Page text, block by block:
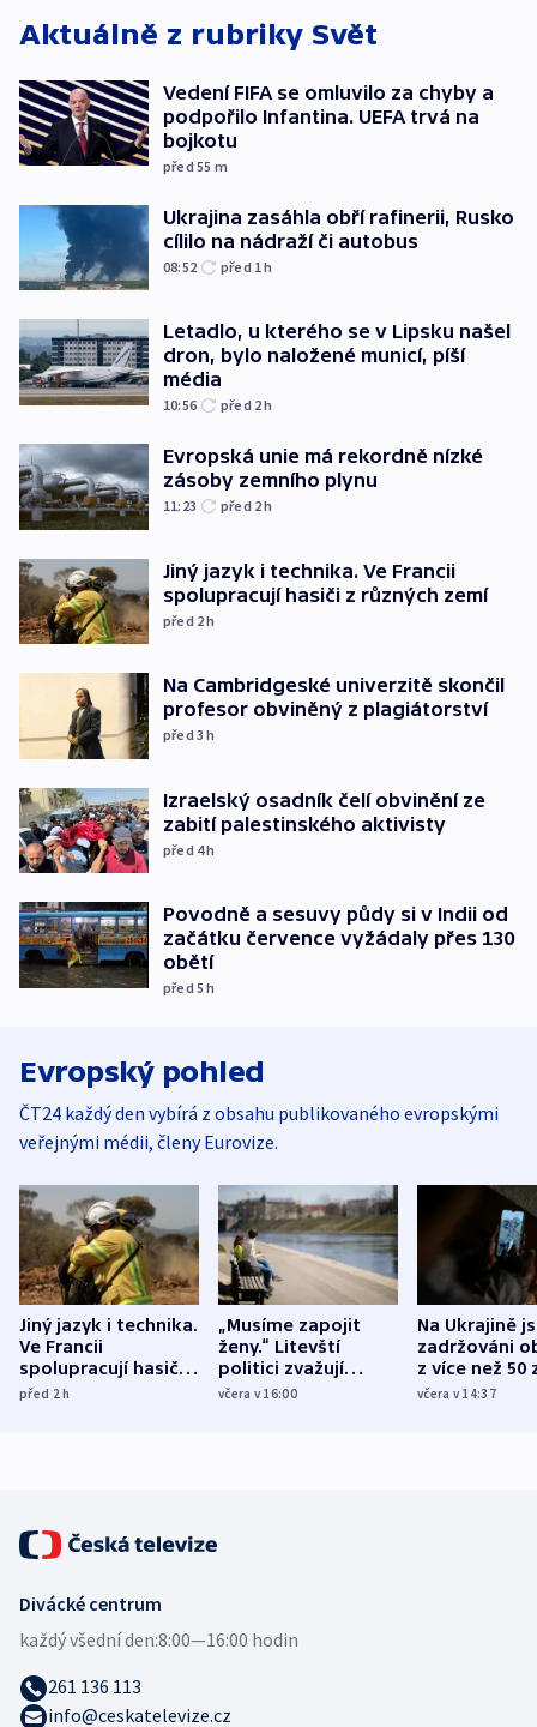
Aktuálně z rubriky Svět
Vedení FIFA se omluvilo za chyby a
podpořilo Infantina. UEFA trvá na
bojkotu
před 55 m
Ukrajina zasáhla obří rafinerii, Rusko
cílilo na nádraží či autobus
08:52 před 1h
Letadlo, u kterého se v Lipsku našel
dron, bylo naložené municí, píší
média
10:56 před 2h
Evropská unie má rekordně nízké
zásoby zemního plynu
11:23 před 2h
Jiný jazyk i technika. Ve Francii
spolupracují hasiči z různých zemí
před 2h
Na Cambridgeské univerzitě skončil
profesor obviněný z plagiátorství
před 3h
Izraelský osadník čelí obvinění ze
zabití palestinského aktivisty
před 4h
Povodně a sesuvy půdy si v Indii od
začátku července vyžádaly přes 130
obětí
před 5h
Evropský pohled
ČT24 každý den vybírá z obsahu publikovaného evropskými
veřejnými médii, členy Eurovize.
Jiný jazyk i technika.
Ve Francii
spolupracují hasiči z
různých zemí
před 2h
„Musíme zapojit
ženy.“ Litevští
politici zvažují
dohodu o
včera v 16:00
Na Ukrajině
zadržováni
z více než 50
Bojovali na
včera v 14:37
Divácké centrum
každý všední den:8:00—16:00 hodin
261 136 113
info@ceskatelevize.cz